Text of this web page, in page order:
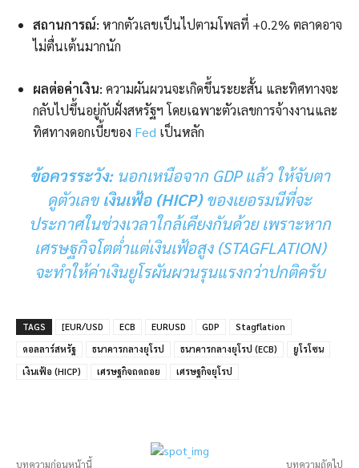
สถานการณ์: หากตัวเลขเป็นไปตามโพลที่ +0.2% ตลาดอาจ
ไม่ตื่นเต้นมากนัก
ผลต่อค่าเงิน: ความผันผวนจะเกิดขึ้นระยะสั้น และทิศทางจะ
กลับไปขึ้นอยู่กับฝั่งสหรัฐฯ โดยเฉพาะตัวเลขการจ้างงานและ
ทิศทางดอกเบี้ยของ Fed เป็นหลัก
ข้อควรระวัง:นอกเหนือจาก GDP แล้ว ให้จับตา
ดูตัวเลข เงินเฟ้อ(HICP)ของเยอรมนีที่จะ
ประกาศในช่วงเวลาใกล้เคียงกันด้วย เพราะหาก
เศรษฐกิจโตต่ำแต่เงินเฟ้อสูง (STAGFLATION)
จะทำให้ค่าเงินยูโรผันผวนรุนแรงกว่าปกติครับ
TAGS [EUR/USD ECB EURUSD GDP
Stagflation
ดอลลาร์สหรัฐ
ธนาคารกลางยุโรป ธนาคารกลางยุโรป (ECB)
ยูโรโซน
เงินเฟ้อ (HICP)
เศรษฐกิจถดถอย เศรษฐกิจยุโรป
บทความก่อนหน้านี้ บทความถัดไป